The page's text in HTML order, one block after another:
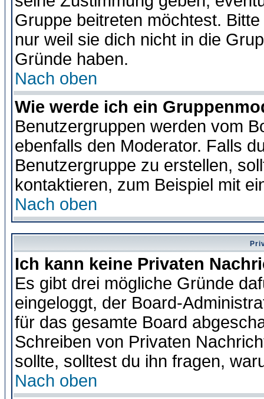
Gruppe beitreten möchtest.
nur weil sie dich nicht in die
Gründe haben.
Nach oben
Wie werde ich ein
Benutzergruppen werden vom
ebenfalls den Moderator. Falls
Benutzergruppe zu erstellen,
kontaktieren, zum Beispiel mit
Nach oben
Ich kann keine Privaten
Es gibt drei mögliche Gründe
eingeloggt, der Board-
für das gesamte Board
Schreiben von Privaten
sollte, solltest du ihn fragen,
Nach oben